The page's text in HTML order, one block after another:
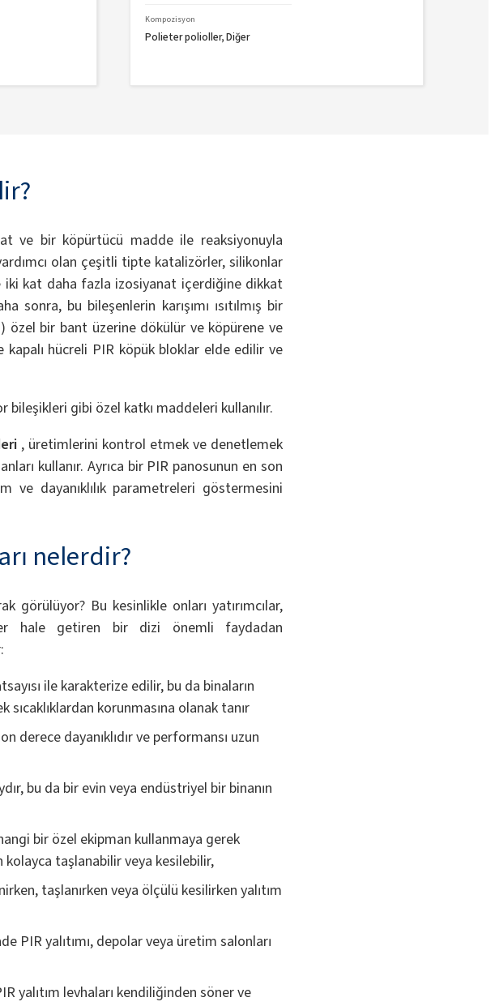
Kompozisyon
Polieter polioller, Diğer
ve bir köpürtücü madde ile reaksiyonuyla
olan çeşitli tipte katalizörler, silikonlar
kat daha fazla izosiyanat içerdiğine dikkat
bu bileşenlerin karışımı ısıtılmış bir
özel bir bant üzerine dökülür ve köpürene ve
kapalı hücreli PIR köpük bloklar elde edilir ve
gibi özel katkı maddeleri kullanılır.
, üretimlerini kontrol etmek ve denetlemek
kullanır. Ayrıca bir PIR panosunun en son
ve dayanıklılık parametreleri göstermesini
nelerdir?
görülüyor? Bu kesinlikle onları yatırımcılar,
hale getiren bir dizi önemli faydadan
ile karakterize edilir, bu da binaların
sıcaklıklardan korunmasına olanak tanır
derece dayanıklıdır ve performansı uzun
bu da bir evin veya endüstriyel bir binanın
bir özel ekipman kullanmaya gerek
kolayca taşlanabilir veya kesilebilir,
taşlanırken veya ölçülü kesilirken yalıtım
PIR yalıtımı, depolar veya üretim salonları
yalıtım levhaları kendiliğinden söner ve